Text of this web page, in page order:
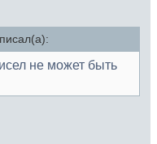
писал(а):
не может быть